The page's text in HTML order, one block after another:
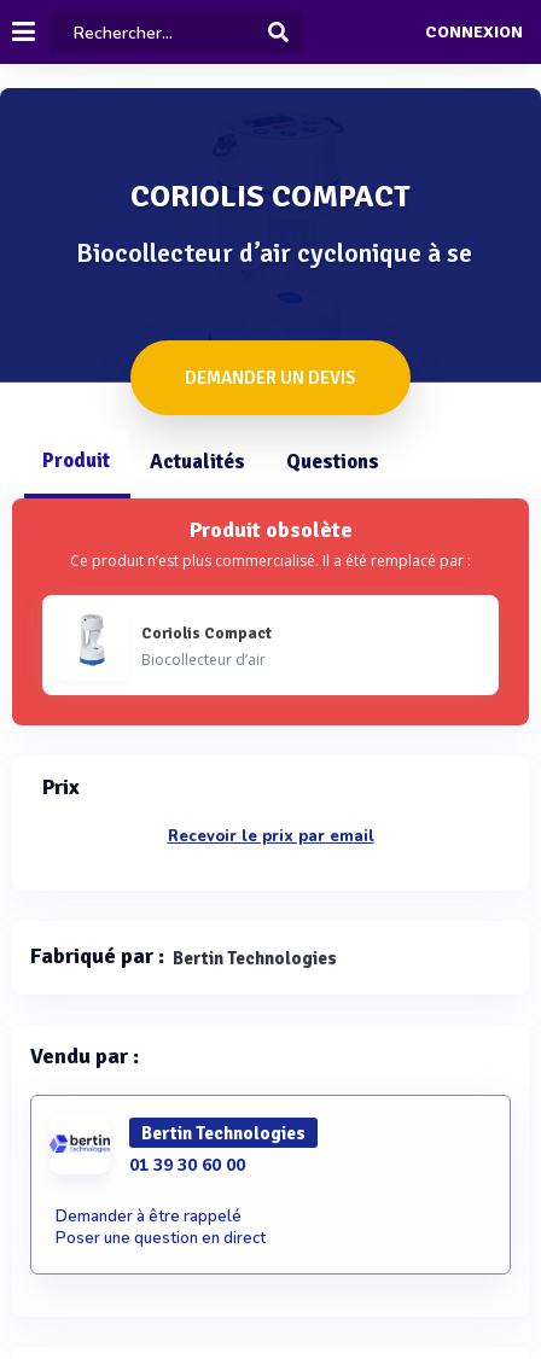
CONNEXION
CORIOLIS COMPACT
Biocollecteur d’air cyclonique à se
DEMANDER UN DEVIS
Produit Actualités Questions
Produit obsolète
Ce produit n’est plus commercialisé. Il a été remplacé par :
Coriolis Compact
Biocollecteur d’air
Prix
Recevoir le prix par email
Fabriqué par : Bertin Technologies
Vendu par :
Bertin Technologies
01 39 30 60 00
Demander à être rappelé
Poser une question en direct